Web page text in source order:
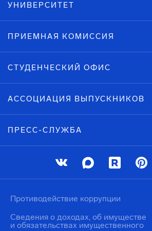
УНИВЕРСИТЕТ
ПРИЕМНАЯ КОМИССИЯ
СТУДЕНЧЕСКИЙ ОФИС
АССОЦИАЦИЯ ВЫПУСКНИКОВ
ПРЕСС-СЛУЖБА
Противодействие коррупции
Сведения о доходах, об имуществе
и обязательствах имущественного